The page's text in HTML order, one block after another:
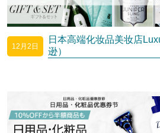
12月2日
日本高端化妆品美妆店
逊）